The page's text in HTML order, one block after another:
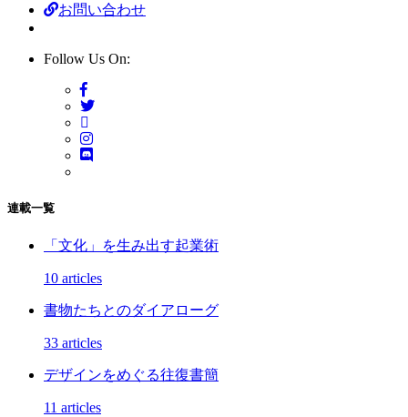
お問い合わせ
Follow Us On:
連載一覧
「文化」を生み出す起業術
10 articles
書物たちとのダイアローグ
33 articles
デザインをめぐる往復書簡
11 articles